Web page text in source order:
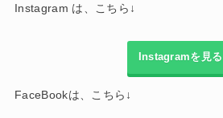
Instagram は、こちら↓
Instagramを見る
FaceBookは、こちら↓